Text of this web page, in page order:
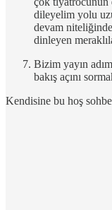
dileyelim yolu
devam
dinleyen
Bizim yayın
bakış açını
Kendisine bu hoş